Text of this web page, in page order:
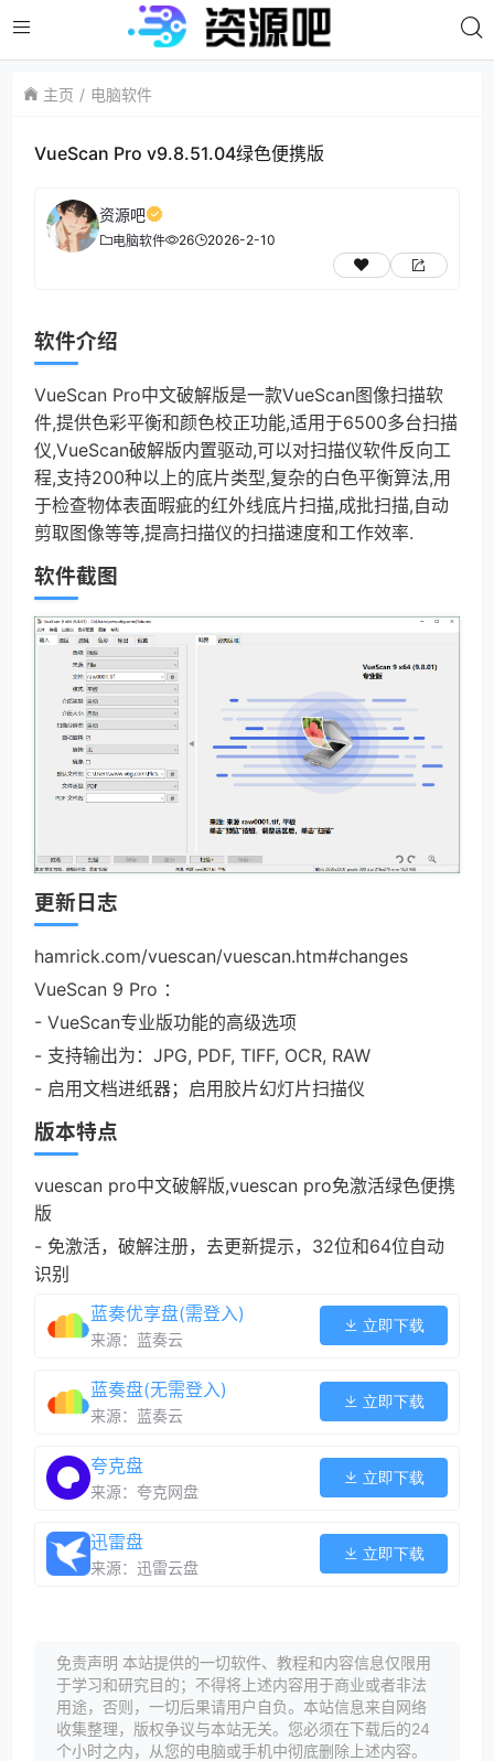
主页 电脑软件
VueScan Pro v9.8.51.04绿色便携版
资源吧
电脑软件 26 2026-2-10
软件介绍
VueScan Pro中文破解版是一款VueScan图像扫描软
件,提供色彩平衡和颜色校正功能,适用于6500多台扫描
仪,VueScan破解版内置驱动,可以对扫描仪软件反向工
程,支持200种以上的底片类型,复杂的白色平衡算法,用
于检查物体表面暇疵的红外线底片扫描,成批扫描,自动
剪取图像等等,提高扫描仪的扫描速度和工作效率.
软件截图
更新日志
hamrick.com/vuescan/vuescan.htm#changes
VueScan 9 Pro ：
- VueScan专业版功能的高级选项
- 支持输出为：JPG, PDF, TIFF, OCR, RAW
- 启用文档进纸器；启用胶片幻灯片扫描仪
版本特点
vuescan pro中文破解版,vuescan pro免激活绿色便携
版
- 免激活，破解注册，去更新提示，32位和64位自动
识别
蓝奏优享盘(需登入)
来源：蓝奏云
立即下载
蓝奏盘(无需登入)
来源：蓝奏云
立即下载
夸克盘
来源：夸克网盘
立即下载
迅雷盘
来源：迅雷云盘
立即下载
免责声明 本站提供的一切软件、教程和内容信息仅限用
于学习和研究目的；不得将上述内容用于商业或者非法
用途，否则，一切后果请用户自负。本站信息来自网络
收集整理，版权争议与本站无关。您必须在下载后的24
个小时之内，从您的电脑或手机中彻底删除上述内容。